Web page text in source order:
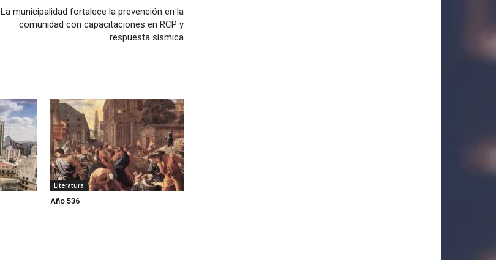
La municipalidad fortalece la prevención en la
comunidad con capacitaciones en RCP y
respuesta sísmica
Literatura
Año 536